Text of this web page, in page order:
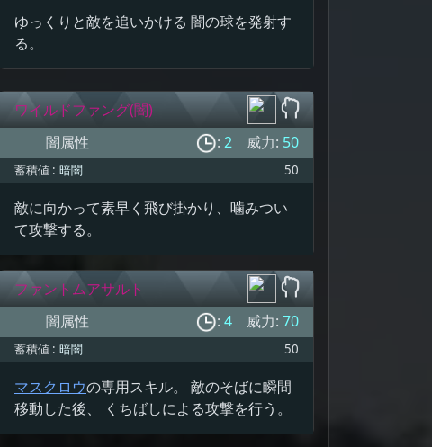
ゆっくりと敵を追いかける 闇の球を発射す
る。
ワイルドファング(闇)
闇属性
: 2 威力: 50
蓄積値 : 暗闇 50
敵に向かって素早く飛び掛かり、噛みつい
て攻撃する。
ファントムアサルト
闇属性
: 4 威力: 70
蓄積値 : 暗闇 50
マスクロウの専用スキル。 敵のそばに瞬間
移動した後、 くちばしによる攻撃を行う。